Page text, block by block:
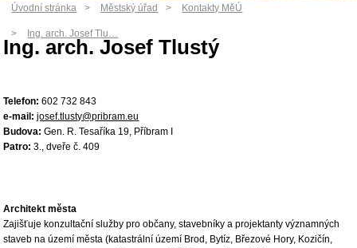
Úvodní stránka Městský úřad Kontakty MěÚ
Ing. arch. Josef Tlu…
Ing. arch. Josef Tlustý
Telefon: 602 732 843
e-mail:josef.tlusty@pribram.eu
Budova: Gen. R. Tesaříka 19, Příbram I
Patro: 3., dveře č. 409
Architekt města
Zajišťuje konzultační služby pro občany, stavebníky a projektanty významných
staveb na území města (katastrální území Brod, Bytíz, Březové Hory, Kozičín,